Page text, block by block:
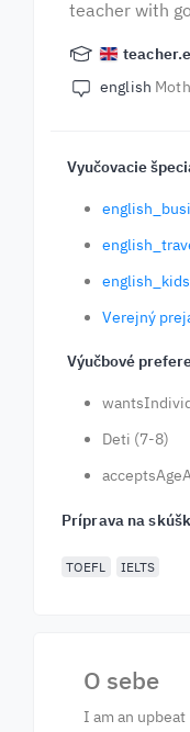
teacher with
english
Vyučovacie
english_kids
Verejný
Výučbové
Deti (7-8)
Príprava na
TOEFL IELTS
O sebe
I am an upbeat